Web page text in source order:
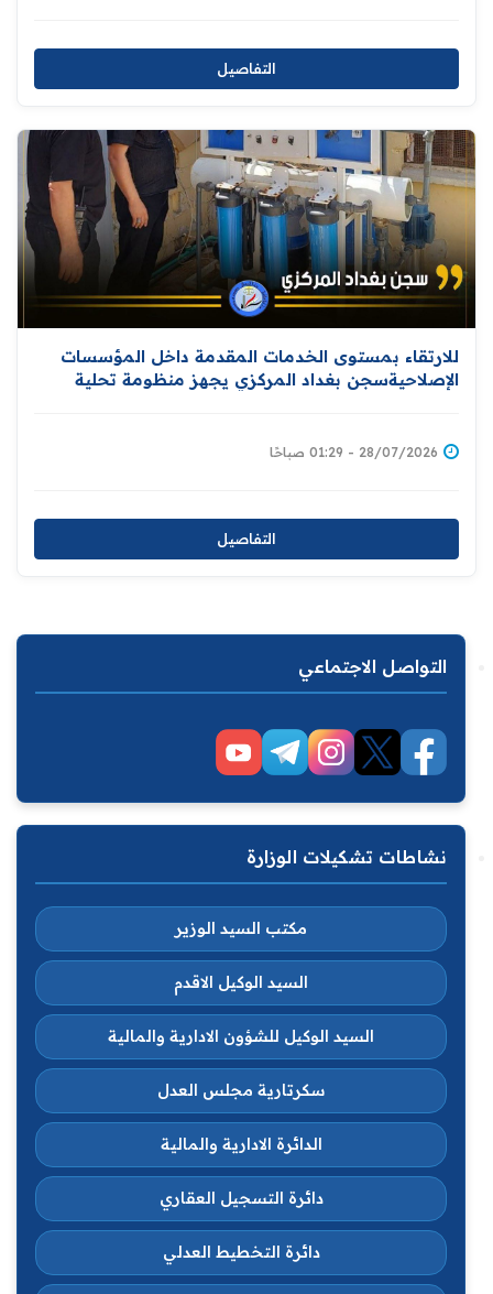
التفاصيل
للارتقاء بمستوى الخدمات المقدمة داخل المؤسسات
الإصلاحيةسجن بغداد المركزي يجهز منظومة تحلية
28/07/2026 - 01:29 صباحًا
التفاصيل
التواصل الاجتماعي
نشاطات تشكيلات الوزارة
مكتب السيد الوزير
السيد الوكيل الاقدم
السيد الوكيل للشؤون الادارية والمالية
سكرتارية مجلس العدل
الدائرة الادارية والمالية
دائرة التسجيل العقاري
دائرة التخطيط العدلي